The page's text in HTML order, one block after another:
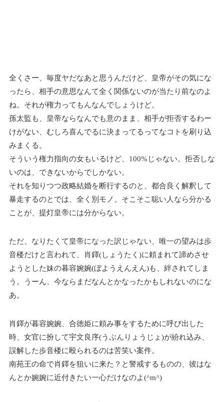
全くさー、毎度ヤだなあと思うんだけど、皇帝がその気にな
ったら、相手の意思なんて全く関係ないのが当たり前なのよ
ね。それが権力ってもんなんでしょうけど。
孫太監も、皇帝ならなんでも意のまま、相手が拒否するわー
けがない、むしろ喜んでるに決まってるってなコトを刷り込
みまくる。
そういう権力指向の女もいるけど、100%じゃない。拒否しな
いのは、できないからでしかない。
それを知りつつ政略結婚を断行するのと、都合良く解釈して
暴走するのとでは、全く別モノ。そこそこ聡い人なら分かる
ことが、提灯皇帝には分からない。
ただ、なりたくて皇帝になった訳じゃない、唯一の望みは歩
音楼だけと言われて、肖鐸(しょうたく)に頼まれて諦めさせ
ようとした妹の暮容婉婉(ぼようえんえん)も、絆されてしま
う。うーん、今ならまだなんとかなったかもしれないのにな
あ。
肖鐸が暮容婉婉、合徳姫に頼み事をするために呼び出した
時、女官に扮して宇文良序(うぶんりょうじょ)が紛れ込み、
誤解した歩音楼に殴られるのは苦笑い案件。
南苑王の命で肖鐸を狙いに来た？と警戒するものの、彼はな
んとか婉婉に近付きたい一心だけなのよ(^m^)